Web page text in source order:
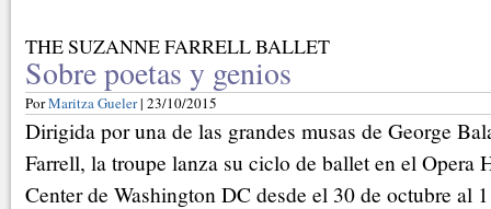
THE SUZANNE FARRELL BALLET
Sobre poetas y genios
PorMaritza Gueler| 23/10/2015
Dirigida por una de las grandes musas de George
Farrell, la troupe lanza su ciclo de ballet en el Opera
Center de Washington DC desde el 30 de octubre al